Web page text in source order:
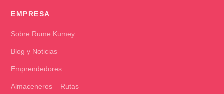
EMPRESA
Sobre Rume Kumey
Blog y Noticias
Emprendedores
Almaceneros – Rutas